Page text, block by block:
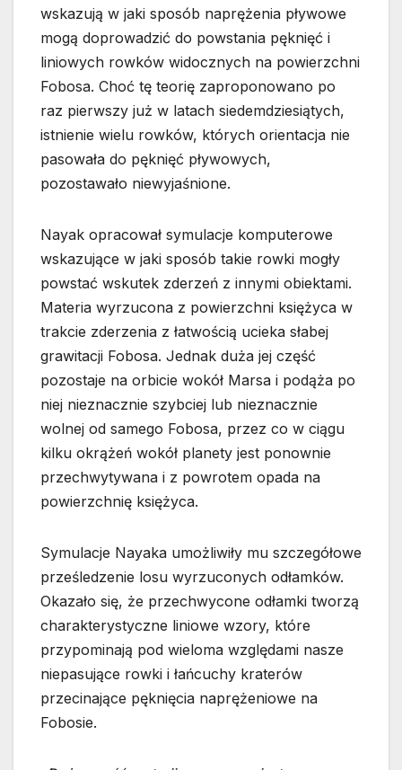
wskazują w jaki sposób naprężenia pływowe
mogą doprowadzić do powstania pęknięć i
liniowych rowków widocznych na powierzchni
Fobosa. Choć tę teorię zaproponowano po
raz pierwszy już w latach siedemdziesiątych,
istnienie wielu rowków, których orientacja nie
pasowała do pęknięć pływowych,
pozostawało niewyjaśnione.
Nayak opracował symulacje komputerowe
wskazujące w jaki sposób takie rowki mogły
powstać wskutek zderzeń z innymi obiektami.
Materia wyrzucona z powierzchni księżyca w
trakcie zderzenia z łatwością ucieka słabej
grawitacji Fobosa. Jednak duża jej część
pozostaje na orbicie wokół Marsa i podąża po
niej nieznacznie szybciej lub nieznacznie
wolnej od samego Fobosa, przez co w ciągu
kilku okrążeń wokół planety jest ponownie
przechwytywana i z powrotem opada na
powierzchnię księżyca.
Symulacje Nayaka umożliwiły mu szczegółowe
prześledzenie losu wyrzuconych odłamków.
Okazało się, że przechwycone odłamki tworzą
charakterystyczne liniowe wzory, które
przypominają pod wieloma względami nasze
niepasujące rowki i łańcuchy kraterów
przecinające pęknięcia naprężeniowe na
Fobosie.